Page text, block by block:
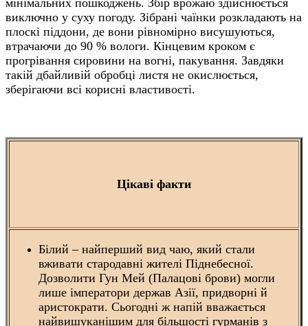
виключно у суху погоду. Зібрані чаїнки розкладають на
плоскі піддони, де вони рівномірно висушуються,
втрачаючи до 90 % вологи. Кінцевим кроком є
прогрівання сировини на вогні, пакування. Завдяки
такій дбайливій обробці листя не окислюється,
зберігаючи всі корисні властивості.
Цікаві факти
Білий – найперший вид чаю, який стали
вживати стародавні жителі Піднебесної.
Дозволити Гун Мей (Палацові брови) могли
лише імператори держав Азії, придворні й
аристократи. Сьогодні ж напій вважається
найвишуканішим для більшості гурманів з